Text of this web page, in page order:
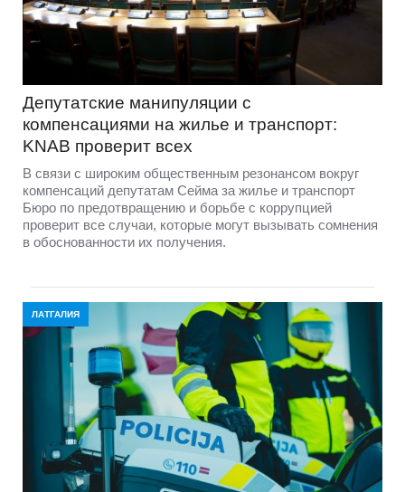
Депутатские манипуляции с
компенсациями на жилье и транспорт:
KNAB проверит всех
В связи с широким общественным резонансом вокруг
компенсаций депутатам Сейма за жилье и транспорт
Бюро по предотвращению и борьбе с коррупцией
проверит все случаи, которые могут вызывать сомнения
в обоснованности их получения.
ЛАТГАЛИЯ